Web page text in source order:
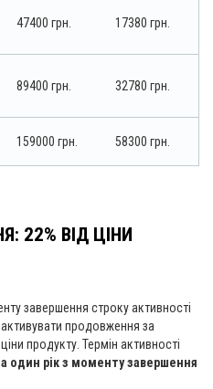
47400 грн. 17380 грн.
89400 грн. 32780 грн.
159000 грн. 58300 грн.
22% ВІД ЦІНИ
завершення строку активності
продовження за
продукту. Термін активності
один рік з моменту завершення